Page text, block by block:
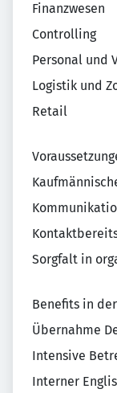
Finanzwesen
Controlling
Personal und
Logistik und
Retail
Sorgfalt in
Benefits in
Übernahme
Intensive
Interner